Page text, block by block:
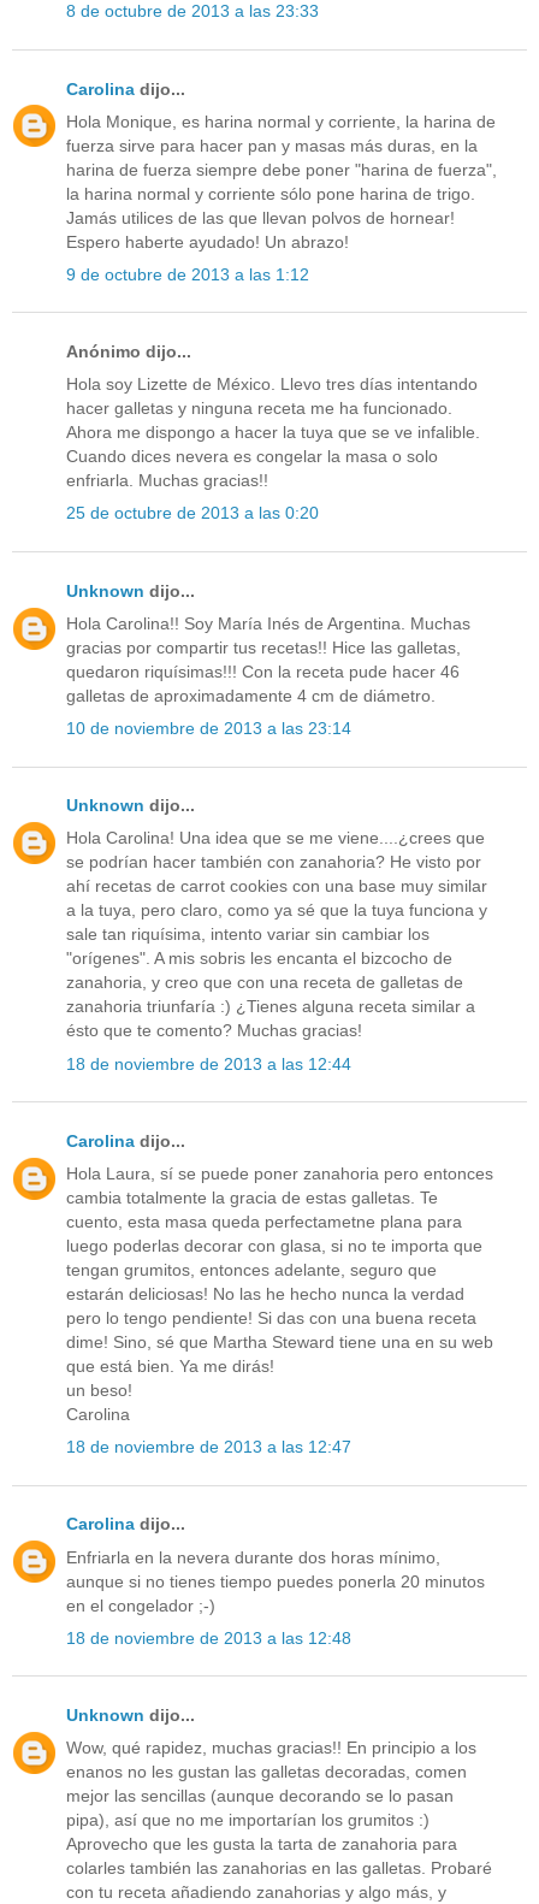
8 de octubre de 2013 a las 23:33
Carolina dijo...
Hola Monique, es harina normal y corriente, la harina de
fuerza sirve para hacer pan y masas más duras, en la
harina de fuerza siempre debe poner "harina de fuerza",
la harina normal y corriente sólo pone harina de trigo.
Jamás utilices de las que llevan polvos de hornear!
Espero haberte ayudado! Un abrazo!
9 de octubre de 2013 a las 1:12
Anónimo dijo...
Hola soy Lizette de México. Llevo tres días intentando
hacer galletas y ninguna receta me ha funcionado.
Ahora me dispongo a hacer la tuya que se ve infalible.
Cuando dices nevera es congelar la masa o solo
enfriarla. Muchas gracias!!
25 de octubre de 2013 a las 0:20
Unknown dijo...
Hola Carolina!! Soy María Inés de Argentina. Muchas
gracias por compartir tus recetas!! Hice las galletas,
quedaron riquísimas!!! Con la receta pude hacer 46
galletas de aproximadamente 4 cm de diámetro.
10 de noviembre de 2013 a las 23:14
Unknown dijo...
Hola Carolina! Una idea que se me viene....¿crees que
se podrían hacer también con zanahoria? He visto por
ahí recetas de carrot cookies con una base muy similar
a la tuya, pero claro, como ya sé que la tuya funciona y
sale tan riquísima, intento variar sin cambiar los
"orígenes". A mis sobris les encanta el bizcocho de
zanahoria, y creo que con una receta de galletas de
zanahoria triunfaría :) ¿Tienes alguna receta similar a
ésto que te comento? Muchas gracias!
18 de noviembre de 2013 a las 12:44
Carolina dijo...
Hola Laura, sí se puede poner zanahoria pero entonces
cambia totalmente la gracia de estas galletas. Te
cuento, esta masa queda perfectametne plana para
luego poderlas decorar con glasa, si no te importa que
tengan grumitos, entonces adelante, seguro que
estarán deliciosas! No las he hecho nunca la verdad
pero lo tengo pendiente! Si das con una buena receta
dime! Sino, sé que Martha Steward tiene una en su web
que está bien. Ya me dirás!
un beso!
Carolina
18 de noviembre de 2013 a las 12:47
Carolina dijo...
Enfriarla en la nevera durante dos horas mínimo,
aunque si no tienes tiempo puedes ponerla 20 minutos
en el congelador ;-)
18 de noviembre de 2013 a las 12:48
Unknown dijo...
Wow, qué rapidez, muchas gracias!! En principio a los
enanos no les gustan las galletas decoradas, comen
mejor las sencillas (aunque decorando se lo pasan
pipa), así que no me importarían los grumitos :)
Aprovecho que les gusta la tarta de zanahoria para
colarles también las zanahorias en las galletas. Probaré
con tu receta añadiendo zanahorias y algo más, y